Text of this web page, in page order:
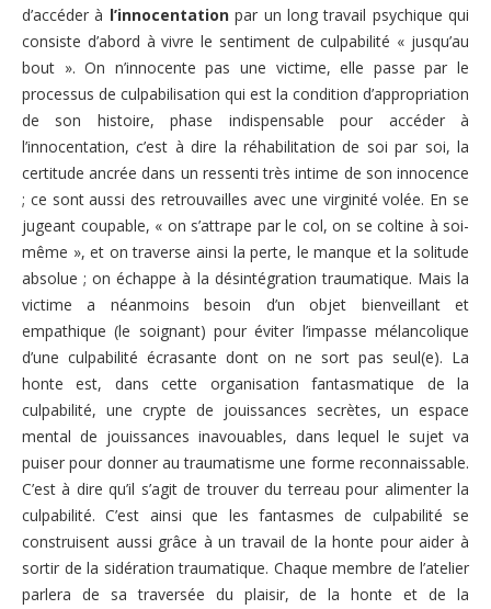
Témoignages
Vidéos – Films – Bibliographie
Evénements
Campagnes
Adhérer
Nous soutenir
Nous contacter
d’accéder à l’innocentationpar un long travail psychique qui
consiste d’abord à vivre le sentiment de culpabilité « jusqu’au
bout ». On n’innocente pas une victime, elle passe par le
processus de culpabilisation qui est la condition d’appropriation
de son histoire, phase indispensable pour accéder à
l’innocentation, c’est à dire la réhabilitation de soi par soi, la
certitude ancrée dans un ressenti très intime de son innocence
; ce sont aussi des retrouvailles avec une virginité volée. En se
jugeant coupable, « on s’attrape par le col, on se coltine à soi-
même », et on traverse ainsi la perte, le manque et la solitude
absolue ; on échappe à la désintégration traumatique. Mais la
victime a néanmoins besoin d’un objet bienveillant et
empathique (le soignant) pour éviter l’impasse mélancolique
d’une culpabilité écrasante dont on ne sort pas seul(e). La
honte est, dans cette organisation fantasmatique de la
culpabilité, une crypte de jouissances secrètes, un espace
mental de jouissances inavouables, dans lequel le sujet va
puiser pour donner au traumatisme une forme reconnaissable.
C’est à dire qu’il s’agit de trouver du terreau pour alimenter la
culpabilité. C’est ainsi que les fantasmes de culpabilité se
construisent aussi grâce à un travail de la honte pour aider à
sortir de la sidération traumatique. Chaque membre de l’atelier
parlera de sa traversée du plaisir, de la honte et de la